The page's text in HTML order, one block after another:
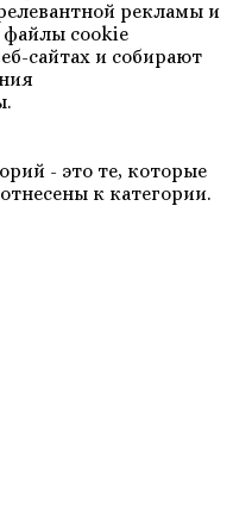
рекламы и
файлы cookie
сайтах и собирают
- это те, которые
к категории.